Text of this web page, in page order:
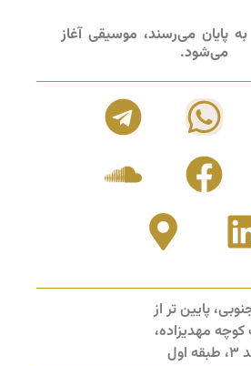
پایان می‌رسند، موسیقی آغاز
می‌شود.
پایین تر از
کوچه مهدیزاده،